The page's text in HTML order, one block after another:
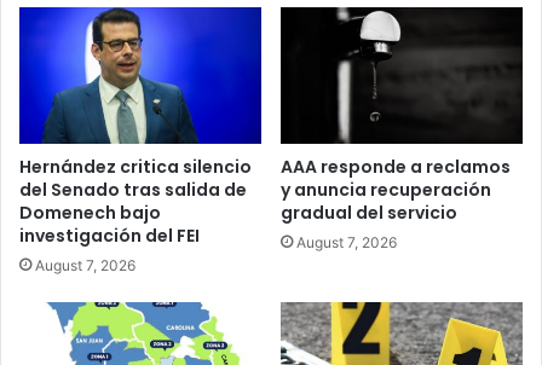
Hernández critica silencio
del Senado tras salida de
Domenech bajo
investigación del FEI
August 7, 2026
AAA responde a reclamos
y anuncia recuperación
gradual del servicio
August 7, 2026